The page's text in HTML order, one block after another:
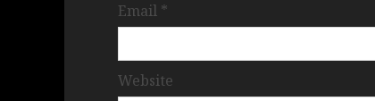
Email *
Website